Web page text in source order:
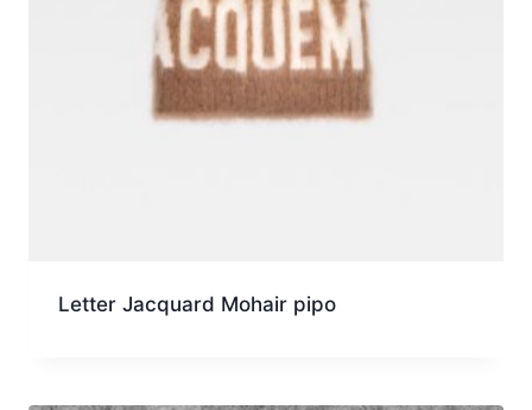
Letter Jacquard Mohair pipo